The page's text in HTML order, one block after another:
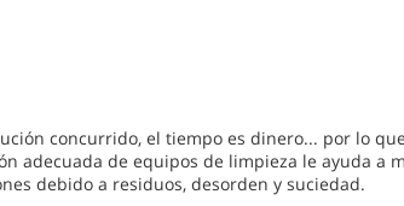
concurrido, el tiempo es dinero... por lo
adecuada de equipos de limpieza le ayuda a
debido a residuos, desorden y suciedad.